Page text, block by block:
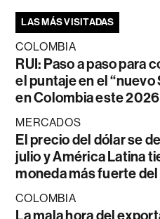
LAS MÁS VISITADAS
COLOMBIA
RUI: Paso a paso para
el puntaje en el “nuevo
en Colombia este 2026
MERCADOS
El precio del dólar se
julio y América Latina
moneda más fuerte
COLOMBIA